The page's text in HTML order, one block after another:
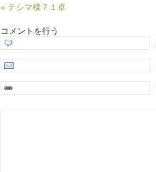
« テシマ様７１卓
コメントを行う